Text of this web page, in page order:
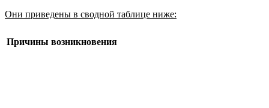
Они приведены в сводной таблице ниже:
Причины возникновения